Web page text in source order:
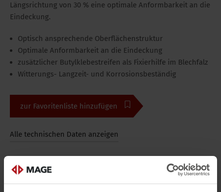
Längsrichtung von 30 % eine optimale Anformbarkeit an die
Eindeckung.
Optisch ansprechende Oberflächenstruktur
Optimale Anformbarkeit an die Eindeckung
zusätzlicher Butylklebestreifen als Fixierhilfe im Blechfalz
Witterungs- Langzeit- und Korrosionsbeständig
zur Favoritenliste hinzufügen
Alle technischen Daten anzeigen
Bilder